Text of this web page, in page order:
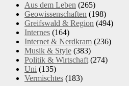
Aus dem Leben (265)
Geowissenschaften (198)
Greifswald & Region (494)
Internes (164)
Internet & Nerdkram (236)
Musik & Style (383)
Politik & Wirtschaft (274)
Uni (135)
Vermischtes (183)